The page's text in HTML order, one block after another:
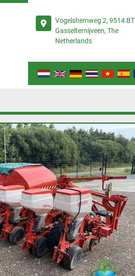
Vogelshemweg 2, 9514 BT
Gasselternijveen, The
Netherlands